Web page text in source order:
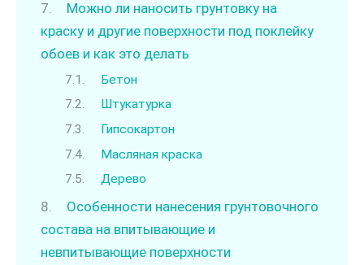
Можно ли наносить грунтовку на
краску и другие поверхности под поклейку
обоев и как это делать
Бетон
Штукатурка
Гипсокартон
Масляная краска
Дерево
Особенности нанесения грунтовочного
состава на впитывающие и
невпитывающие поверхности